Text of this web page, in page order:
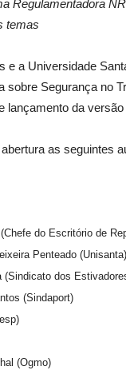
Regulamentadora
temas
e a Universidade
sobre Segurança no
lançamento da
as seguintes
do Escritório de
Penteado (Unisanta)
(Sindicato dos
(Sindaport)
(Ogmo)